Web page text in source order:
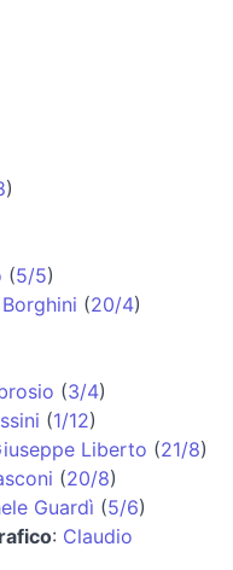
)
(5/5)
(20/4)
(3/4)
(1/12)
Liberto (21/8)
(20/8)
Guardì (5/6)
: Claudio